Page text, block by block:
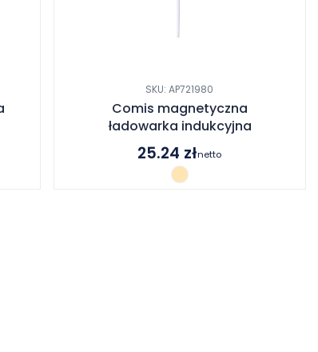
SKU: AP721980
Comis magnetyczna
ładowarka indukcyjna
25.24 złnetto